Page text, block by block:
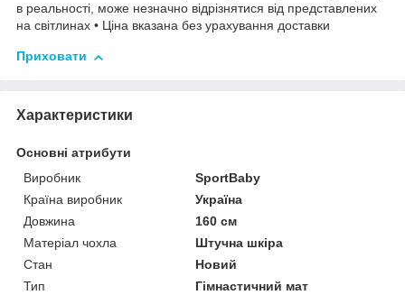
в реальності, може незначно відрізнятися від представлених
на світлинах • Ціна вказана без урахування доставки
Приховати
Характеристики
Основні атрибути
Виробник
SportBaby
Країна виробник
Україна
Довжина
160 см
Матеріал чохла
Штучна шкіра
Стан
Новий
Тип
Гімнастичний мат